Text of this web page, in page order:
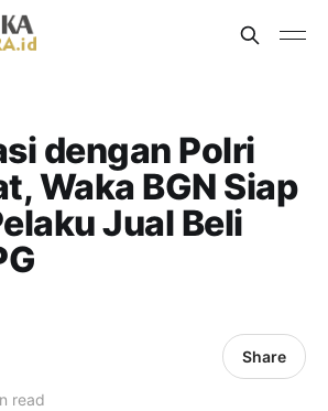
dengan Polri
Waka BGN Siap
Jual Beli
read
Share